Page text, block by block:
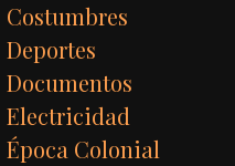
Costumbres
Deportes
Documentos
Electricidad
Época Colonial